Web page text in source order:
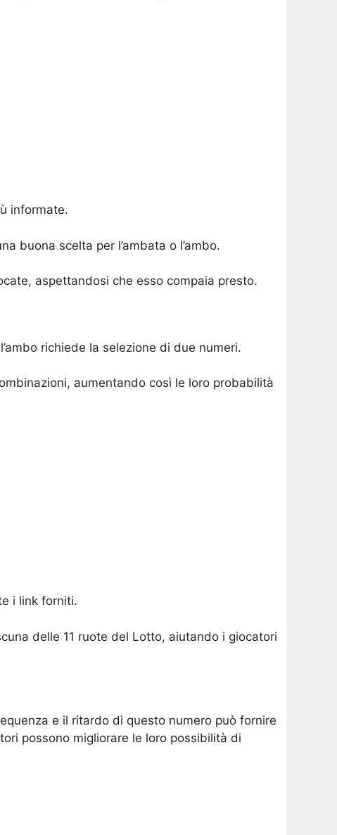
informate.
buona scelta per l’ambata o l’ambo.
aspettandosi che esso compaia presto.
richiede la selezione di due numeri.
aumentando così le loro probabilità
i link forniti.
delle 11 ruote del Lotto, aiutando i giocatori
e il ritardo di questo numero può fornire
possono migliorare le loro possibilità di